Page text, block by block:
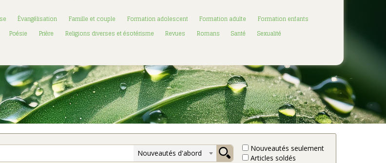
Mot de passe:
Total CHF
Évangélisation Famille et couple Formation adolescent Formation adulte
Formation enfants
Poésie Prière Religions diverses et ésotérisme Revues Romans Santé
Sexualité
Nouveautés d'abord
Nouveautés seulement
Articles soldés